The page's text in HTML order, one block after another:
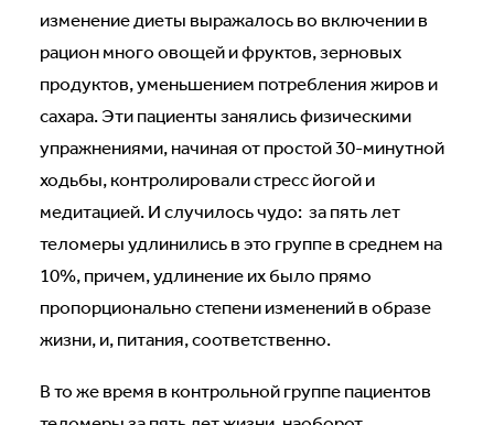
изменение диеты выражалось во включении в
рацион много овощей и фруктов, зерновых
продуктов, уменьшением потребления жиров и
сахара. Эти пациенты занялись физическими
упражнениями, начиная от простой 30-минутной
ходьбы, контролировали стресс йогой и
медитацией. И случилось чудо: за пять лет
теломеры удлинились в это группе в среднем на
10%, причем, удлинение их было прямо
пропорционально степени изменений в образе
жизни, и, питания, соответственно.
В то же время в контрольной группе пациентов